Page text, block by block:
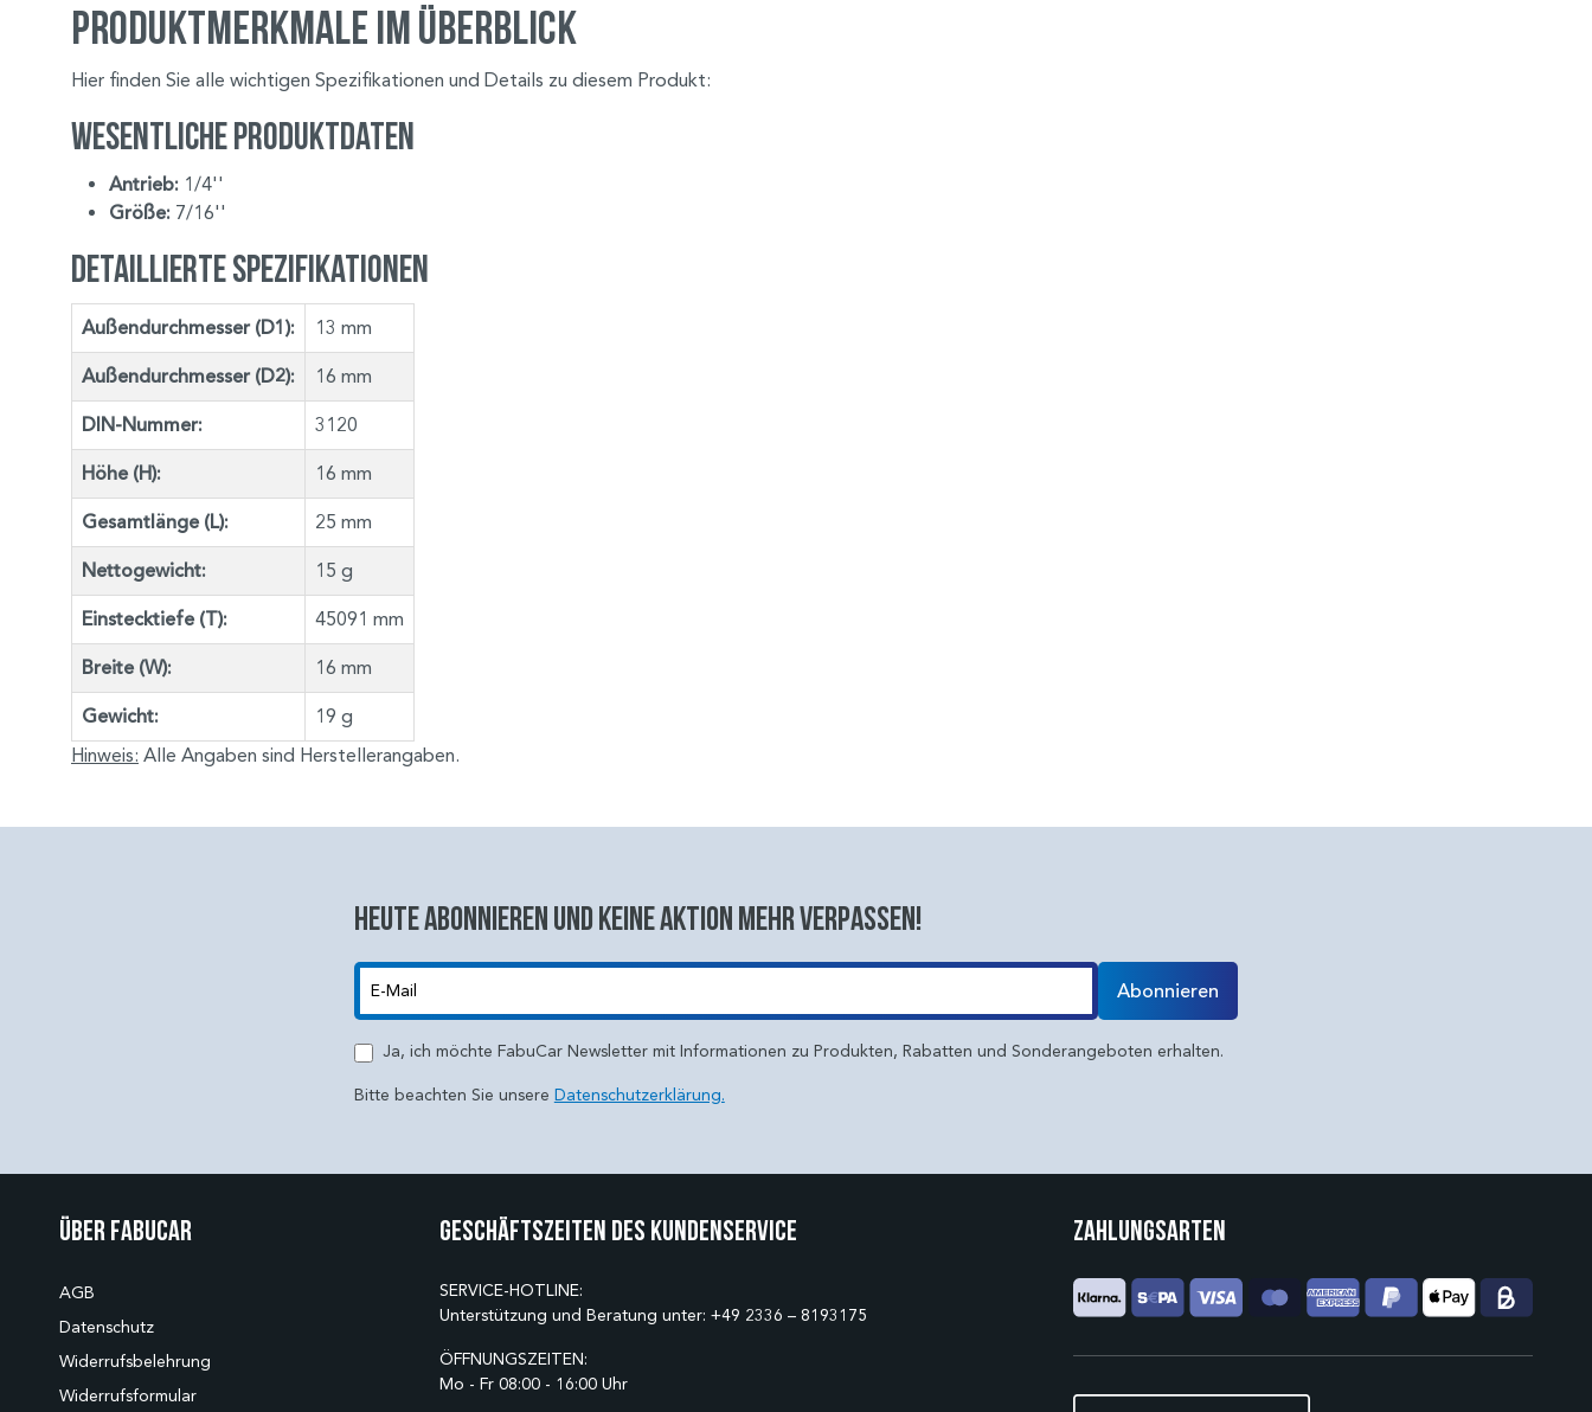
Produktmerkmale im Überblick
Hier finden Sie alle wichtigen Spezifikationen und Details zu diesem Produkt:
Wesentliche Produktdaten
Antrieb: 1/4''
Größe: 7/16''
Detaillierte Spezifikationen
Außendurchmesser (D1): 13 mm
Außendurchmesser (D2): 16 mm
DIN-Nummer: 3120
Höhe (H): 16 mm
Gesamtlänge (L): 25 mm
Nettogewicht: 15 g
Einstecktiefe (T): 45091 mm
Breite (W): 16 mm
Gewicht:
19 g
Hinweis: Alle Angaben sind Herstellerangaben.
Heute abonnieren und keine aktion mehr verpassen!
Abonnieren
Ja, ich möchte FabuCar Newsletter mit Informationen zu Produkten, Rabatten und Sonderangeboten erhalten.
Bitte beachten Sie unsere Datenschutzerklärung.
Über Fabucar
AGB
Datenschutz
Widerrufsbelehrung
Widerrufsformular
Geschäftszeiten des Kundenservice
SERVICE-HOTLINE:
Unterstützung und Beratung unter: +49 2336 – 8193175
ÖFFNUNGSZEITEN:
Mo - Fr 08:00 - 16:00 Uhr
Zahlungsarten